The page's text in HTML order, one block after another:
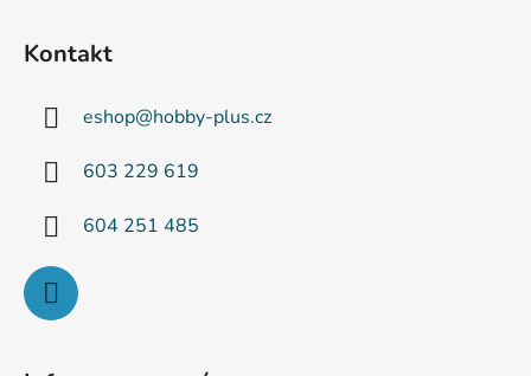
Kontakt
eshop@hobby-plus.cz
603 229 619
604 251 485